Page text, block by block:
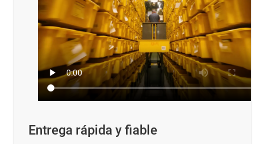
Entrega rápida y fiable